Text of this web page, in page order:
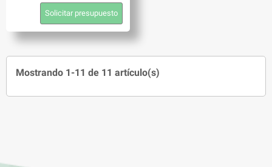
Solicitar presupuesto
Mostrando 1-11 de 11 artículo(s)